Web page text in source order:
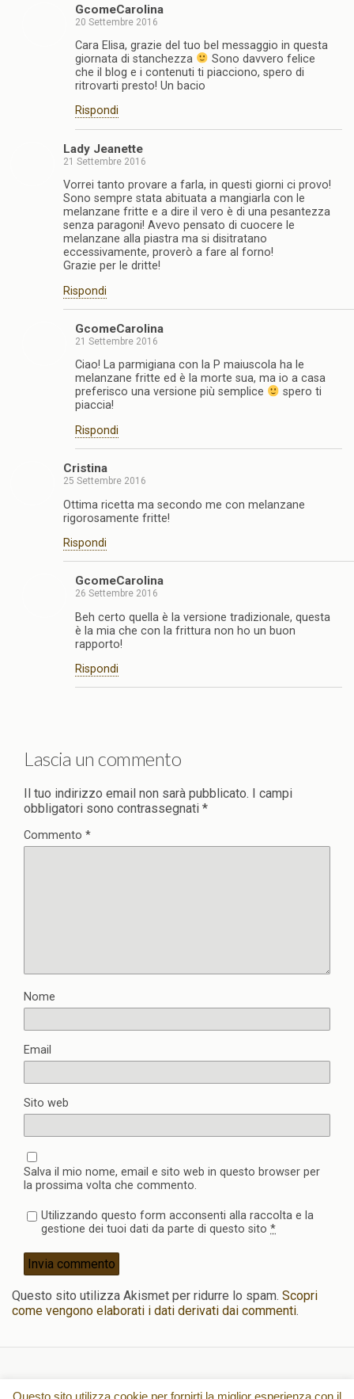
GcomeCarolina
20 Settembre 2016
Cara Elisa, grazie del tuo bel messaggio in questa
giornata di stanchezza
Sono davvero felice
che il blog e i contenuti ti piacciono, spero di
ritrovarti presto! Un bacio
Rispondi
Lady Jeanette
21 Settembre 2016
Vorrei tanto provare a farla, in questi giorni ci provo!
Sono sempre stata abituata a mangiarla con le
melanzane fritte e a dire il vero è di una pesantezza
senza paragoni! Avevo pensato di cuocere le
melanzane alla piastra ma si disitratano
eccessivamente, proverò a fare al forno!
Grazie per le dritte!
Rispondi
GcomeCarolina
21 Settembre 2016
Ciao! La parmigiana con la P maiuscola ha le
melanzane fritte ed è la morte sua, ma io a casa
preferisco una versione più semplice
spero ti
piaccia!
Rispondi
Cristina
25 Settembre 2016
Ottima ricetta ma secondo me con melanzane
rigorosamente fritte!
Rispondi
GcomeCarolina
26 Settembre 2016
Beh certo quella è la versione tradizionale, questa
è la mia che con la frittura non ho un buon
rapporto!
Rispondi
Lascia un commento
Il tuo indirizzo email non sarà pubblicato.
I campi
obbligatori sono contrassegnati *
Commento *
Nome
Email
Sito web
Salva il mio nome, email e sito web in questo browser per
la prossima volta che commento.
Utilizzando questo form acconsenti alla raccolta e la
gestione dei tuoi dati da parte di questo sito *
Questo sito utilizza Akismet per ridurre lo spam. Scopri
come vengono elaborati i dati derivati dai commenti.
Torna su